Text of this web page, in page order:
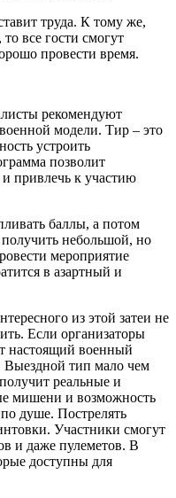
труда. К тому же,
все гости смогут
провести время.
рекомендуют
модели. Тир – это
устроить
позволит
привлечь к участию
баллы, а потом
получить небольшой, но
мероприятие
в азартный и
из этой затеи не
Если организаторы
настоящий военный
Выездной тип мало чем
реальные и
мишени и возможность
душе. Пострелять
Участники смогут
и даже пулеметов. В
доступны для